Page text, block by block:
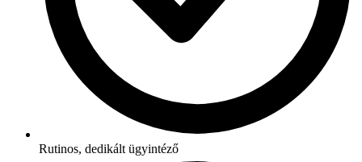
Rutinos, dedikált ügyintéző